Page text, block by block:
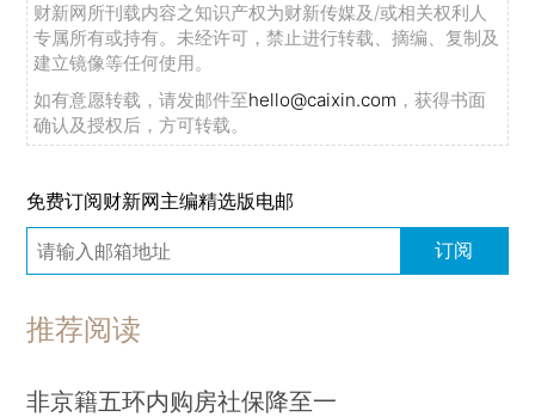
财新网所刊载内容之知识产权为财新传媒及/或相关权利人
专属所有或持有。未经许可，禁止进行转载、摘编、复制及
建立镜像等任何使用。
如有意愿转载，请发邮件至hello@caixin.com ，获得书面
确认及授权后，方可转载。
免费订阅财新网主编精选版电邮
订阅
推荐阅读
非京籍五环内购房社保降至一